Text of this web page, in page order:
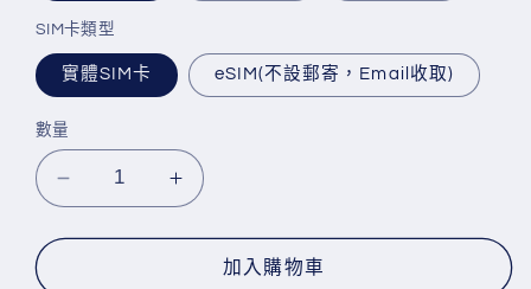
SIM卡類型
實體SIM卡 eSIM(不設郵寄，Email收取)
數量
Lucky
Lucky
加入購物車